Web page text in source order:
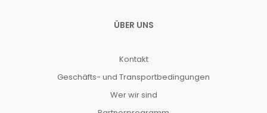
ÜBER UNS
Kontakt
Geschäfts- und Transportbedingungen
Wer wir sind